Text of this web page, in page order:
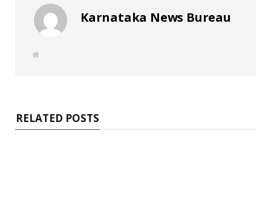
Karnataka News Bureau
W
RELATED POSTS